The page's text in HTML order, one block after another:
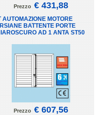
Prezzo € 431,88
AUTOMAZIONE MOTORE
BATTENTE PORTE
AD 1 ANTA ST50
Prezzo € 607,56